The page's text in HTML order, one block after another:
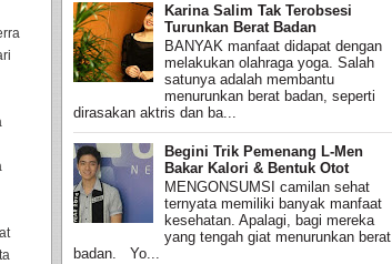
Karina Salim Tak Terobsesi
Turunkan Berat Badan
BANYAK manfaat didapat dengan
melakukan olahraga yoga. Salah
satunya adalah membantu
menurunkan berat badan, seperti
dirasakan aktris dan ba...
Begini Trik Pemenang L-Men
Bakar Kalori & Bentuk Otot
MENGONSUMSI camilan sehat
ternyata memiliki banyak manfaat
kesehatan. Apalagi, bagi mereka
yang tengah giat menurunkan berat
badan. Yo...